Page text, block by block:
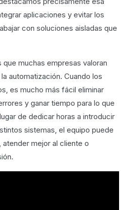
aplicaciones y evitar los
con soluciones aisladas que
muchas empresas valoran
automatización. Cuando los
es mucho más fácil eliminar
y ganar tiempo para lo que
de dedicar horas a introducir
sistemas, el equipo puede
mejor al cliente o